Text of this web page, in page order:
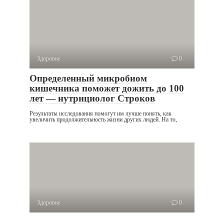
Здоровье 0
Определенный микробиом
кишечника поможет дожить до 100
лет — нутрициолог Строков
Результаты исследования помогут им лучше понять, как
увеличить продолжительность жизни других людей. На то,
Здоровье 0